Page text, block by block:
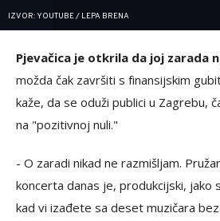
IZVOR: YOUTUBE / LEPA BRENA
Pjevačica je otkrila da joj zarada
možda čak završiti s finansijskim
kaže, da se oduži publici u Zagrebu,
na "pozitivnoj nuli."
- O zaradi nikad ne razmišljam.
koncerta danas je, produkcijski, jako
kad vi izađete sa deset muzičara